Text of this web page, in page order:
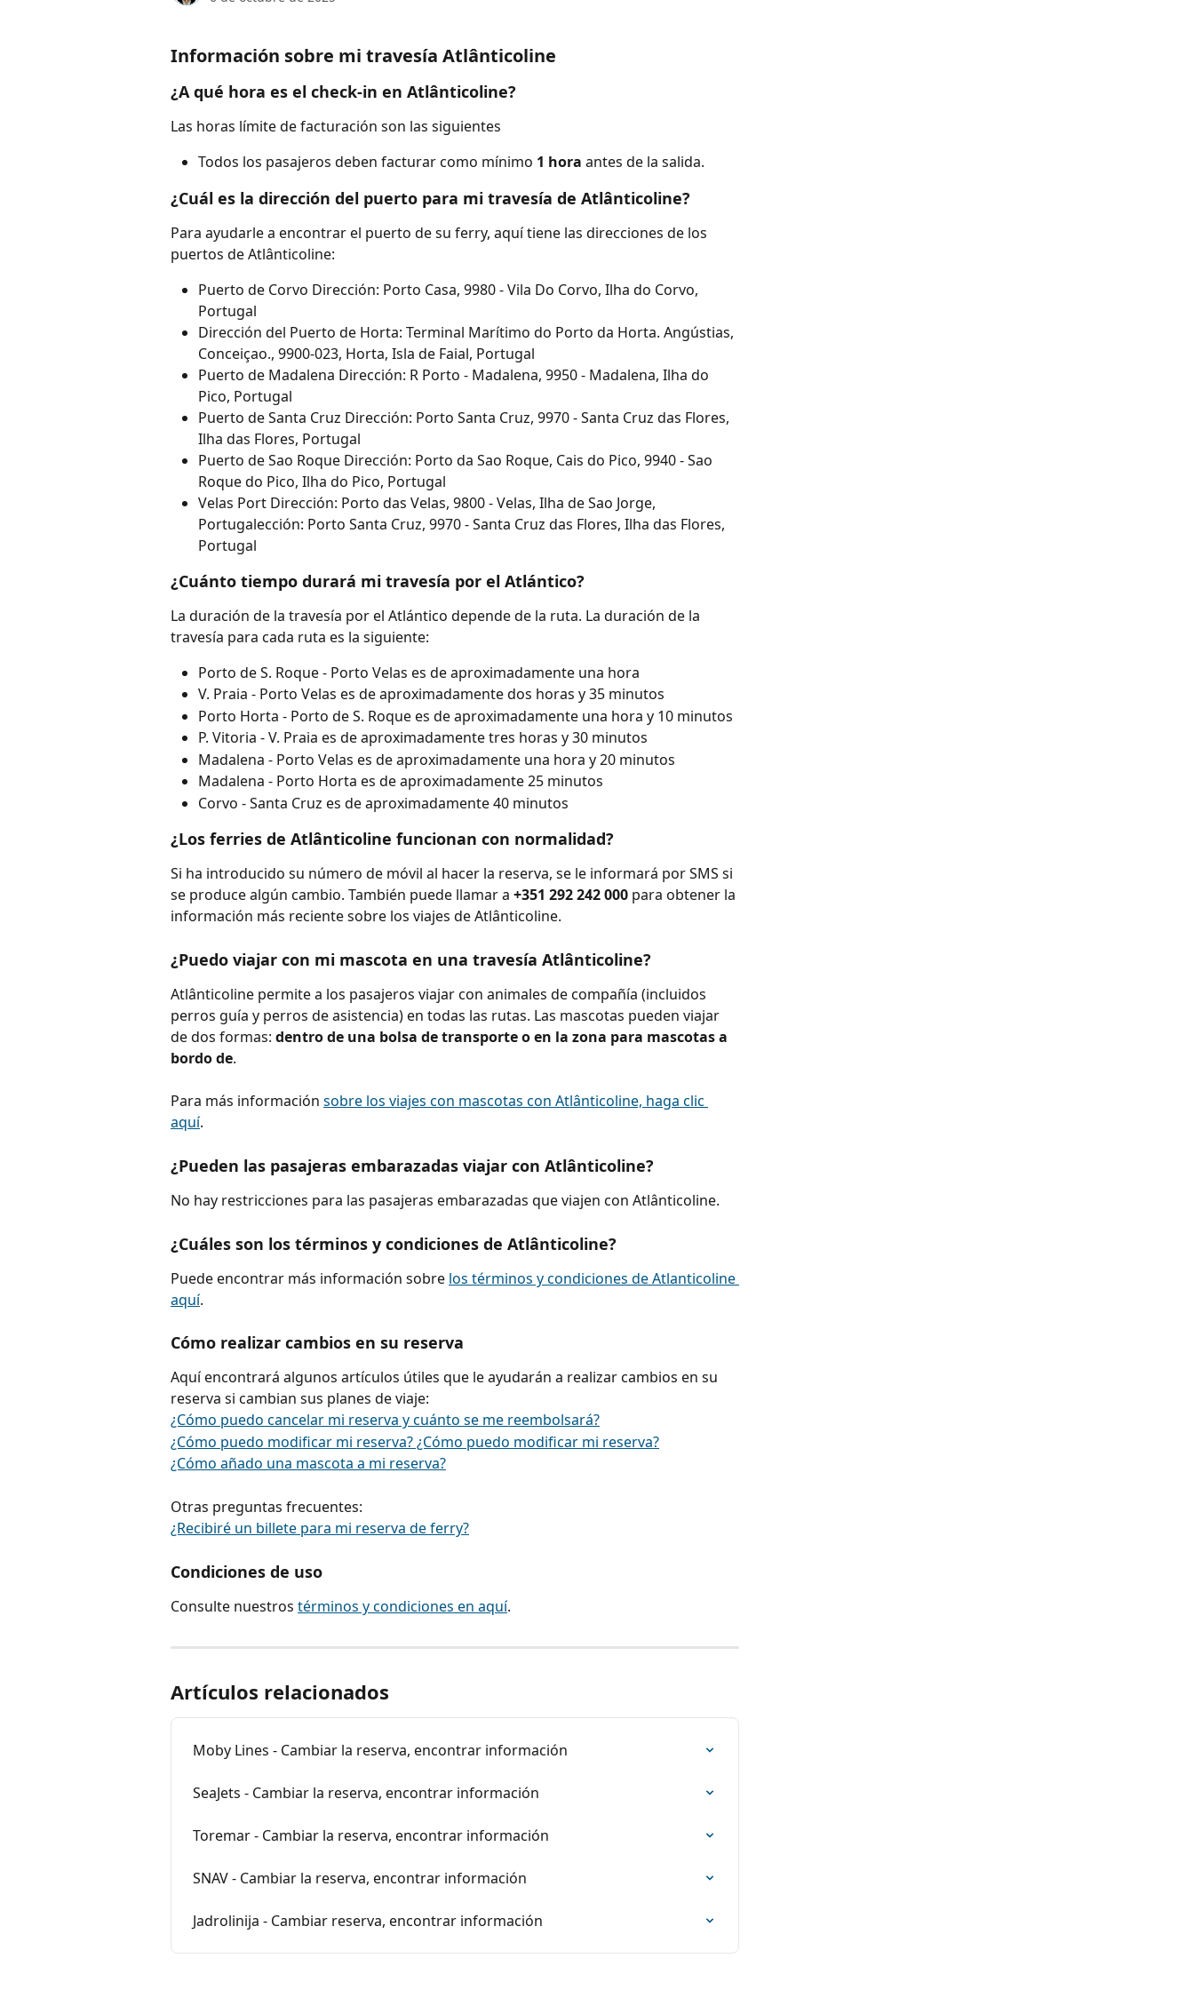
Información sobre mi travesía Atlânticoline
¿A qué hora es el check-in en Atlânticoline?
Las horas límite de facturación son las siguientes
Todos los pasajeros deben facturar como mínimo 1 hora antes de la salida.
¿Cuál es la dirección del puerto para mi travesía de Atlânticoline?
Para ayudarle a encontrar el puerto de su ferry, aquí tiene las direcciones de los
puertos de Atlânticoline:
Puerto de Corvo Dirección: Porto Casa, 9980 - Vila Do Corvo, Ilha do Corvo,
Portugal
Dirección del Puerto de Horta: Terminal Marítimo do Porto da Horta. Angústias,
Conceiçao., 9900-023, Horta, Isla de Faial, Portugal
Puerto de Madalena Dirección: R Porto - Madalena, 9950 - Madalena, Ilha do
Pico, Portugal
Puerto de Santa Cruz Dirección: Porto Santa Cruz, 9970 - Santa Cruz das Flores,
Ilha das Flores, Portugal
Puerto de Sao Roque Dirección: Porto da Sao Roque, Cais do Pico, 9940 - Sao
Roque do Pico, Ilha do Pico, Portugal
Velas Port Dirección: Porto das Velas, 9800 - Velas, Ilha de Sao Jorge,
Portugalección: Porto Santa Cruz, 9970 - Santa Cruz das Flores, Ilha das Flores,
Portugal
¿Cuánto tiempo durará mi travesía por el Atlántico?
La duración de la travesía por el Atlántico depende de la ruta. La duración de la
travesía para cada ruta es la siguiente:
Porto de S. Roque - Porto Velas es de aproximadamente una hora
V. Praia - Porto Velas es de aproximadamente dos horas y 35 minutos
Porto Horta - Porto de S. Roque es de aproximadamente una hora y 10 minutos
P. Vitoria - V. Praia es de aproximadamente tres horas y 30 minutos
Madalena - Porto Velas es de aproximadamente una hora y 20 minutos
Madalena - Porto Horta es de aproximadamente 25 minutos
Corvo - Santa Cruz es de aproximadamente 40 minutos
¿Los ferries de Atlânticoline funcionan con normalidad?
Si ha introducido su número de móvil al hacer la reserva, se le informará por SMS si
se produce algún cambio. También puede llamar a +351 292 242 000 para obtener la
información más reciente sobre los viajes de Atlânticoline.
¿Puedo viajar con mi mascota en una travesía Atlânticoline?
Atlânticoline permite a los pasajeros viajar con animales de compañía (incluidos
perros guía y perros de asistencia) en todas las rutas. Las mascotas pueden viajar
de dos formas: dentro de una bolsa de transporte o en la zona para mascotas a
bordo de.
Para más información sobre los viajes con mascotas con Atlânticoline, haga clic
aquí.
¿Pueden las pasajeras embarazadas viajar con Atlânticoline?
No hay restricciones para las pasajeras embarazadas que viajen con Atlânticoline.
¿Cuáles son los términos y condiciones de Atlânticoline?
Puede encontrar más información sobre los términos y condiciones de Atlanticoline
aquí.
Cómo realizar cambios en su reserva
Aquí encontrará algunos artículos útiles que le ayudarán a realizar cambios en su
reserva si cambian sus planes de viaje:
¿Cómo puedo cancelar mi reserva y cuánto se me reembolsará?
¿Cómo puedo modificar mi reserva? ¿Cómo puedo modificar mi reserva?
¿Cómo añado una mascota a mi reserva?
Otras preguntas frecuentes:
¿Recibiré un billete para mi reserva de ferry?
Condiciones de uso
Consulte nuestros términos y condiciones en aquí.
Artículos relacionados
Moby Lines - Cambiar la reserva, encontrar información
SeaJets - Cambiar la reserva, encontrar información
Toremar - Cambiar la reserva, encontrar información
SNAV - Cambiar la reserva, encontrar información
Jadrolinija - Cambiar reserva, encontrar información